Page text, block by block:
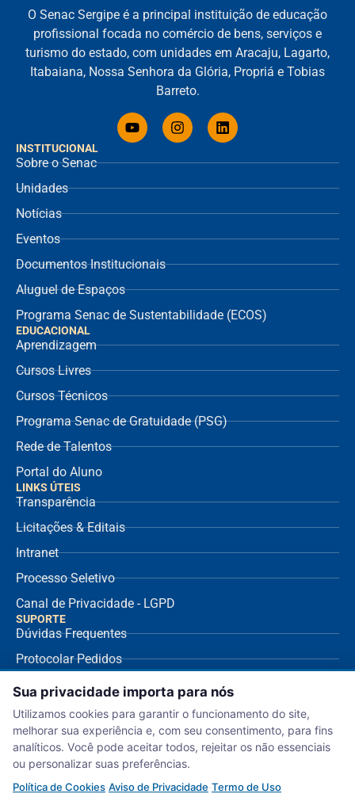
INSTITUCIONAL
Sobre o Senac
Unidades
Notícias
Eventos
Documentos Institucionais
Aluguel de Espaços
Programa Senac de Sustentabilidade (ECOS)
EDUCACIONAL
Aprendizagem
Cursos Livres
Cursos Técnicos
Programa Senac de Gratuidade (PSG)
Rede de Talentos
Portal do Aluno
O Senac Sergipe é a principal instituição de educação
profissional focada no comércio de bens, serviços e
turismo do estado, com unidades em Aracaju, Lagarto,
Itabaiana, Nossa Senhora da Glória, Propriá e Tobias
Barreto.
LINKS ÚTEIS
Transparência
Licitações & Editais
Intranet
Processo Seletivo
Canal de Privacidade - LGPD
SUPORTE
Dúvidas Frequentes
Protocolar Pedidos
Envio de NF Fornecedor
Ouvidoria
Aviso de Privacidade
Termo de Uso
Política de Cookies
Sua privacidade importa para nós
Utilizamos cookies para garantir o funcionamento do site,
melhorar sua experiência e, com seu consentimento, para fins
analíticos. Você pode aceitar todos, rejeitar os não essenciais
ou personalizar suas preferências.
Política de Cookies·Aviso de Privacidade·Termo de Uso